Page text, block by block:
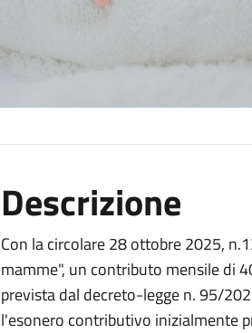
Descrizione
Con la circolare 28 ottobre 2025,
mamme", un contributo mensile di
prevista dal decreto-legge n. 95/
l'esonero contributivo inizialmente